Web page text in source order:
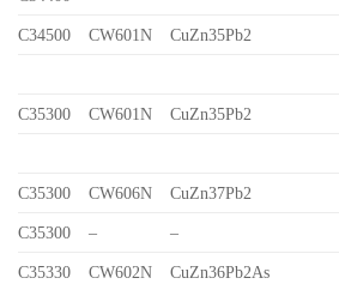
C34500 CW601N CuZn35Pb2
C35300 CW601N CuZn35Pb2
C35300 CW606N CuZn37Pb2
C35300 – –
C35330 CW602N CuZn36Pb2As